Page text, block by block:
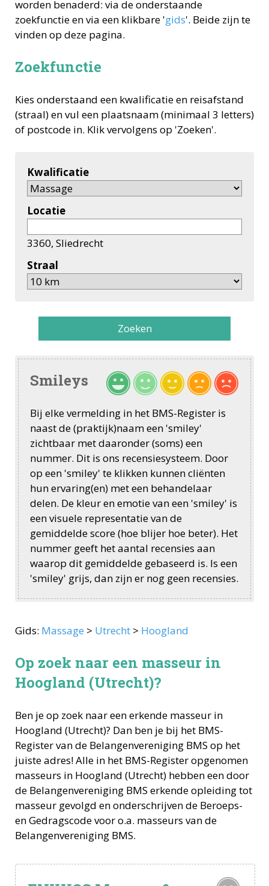
worden benaderd: via de onderstaande
zoekfunctie en via een klikbare 'gids'. Beide zijn te
vinden op deze pagina.
Zoekfunctie
Kies onderstaand een kwalificatie en reisafstand
(straal) en vul een plaatsnaam (minimaal 3 letters)
of postcode in. Klik vervolgens op 'Zoeken'.
Kwalificatie
Locatie
3360, Sliedrecht
Straal
Zoeken
Smileys
Bij elke vermelding in het BMS-Register is
naast de (praktijk)naam een 'smiley'
zichtbaar met daaronder (soms) een
nummer. Dit is ons recensiesysteem. Door
op een 'smiley' te klikken kunnen cliënten
hun ervaring(en) met een behandelaar
delen. De kleur en emotie van een 'smiley' is
een visuele representatie van de
gemiddelde score (hoe blijer hoe beter). Het
nummer geeft het aantal recensies aan
waarop dit gemiddelde gebaseerd is. Is een
'smiley' grijs, dan zijn er nog geen recensies.
Gids: Massage > Utrecht > Hoogland
Op zoek naar een masseur in
Hoogland (Utrecht)?
Ben je op zoek naar een erkende masseur in
Hoogland (Utrecht)? Dan ben je bij het BMS-
Register van de Belangenvereniging BMS op het
juiste adres! Alle in het BMS-Register opgenomen
masseurs in Hoogland (Utrecht) hebben een door
de Belangenvereniging BMS erkende opleiding tot
masseur gevolgd en onderschrijven de Beroeps-
en Gedragscode voor o.a. masseurs van de
Belangenvereniging BMS.